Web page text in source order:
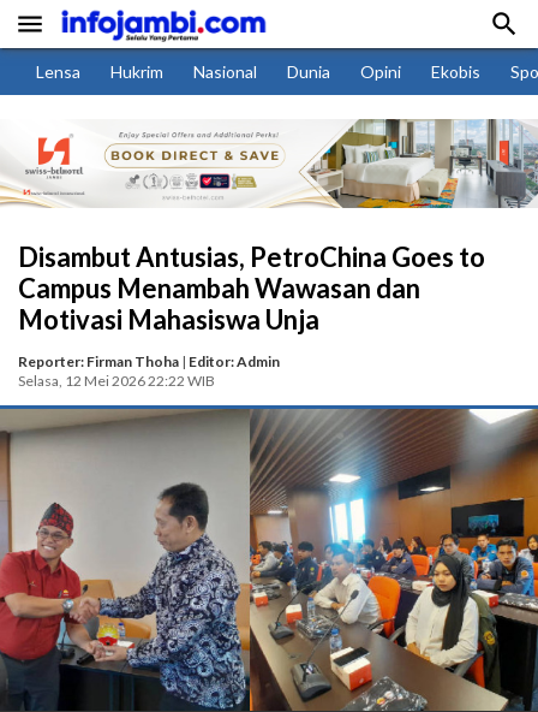
 
Lensa Hukrim Nasional Dunia Opini Ekobis
Disambut Antusias, PetroChina Goes to
Campus Menambah Wawasan dan
Motivasi Mahasiswa Unja
Reporter: Firman Thoha | Editor: Admin
Selasa, 12 Mei 2026 22:22 WIB